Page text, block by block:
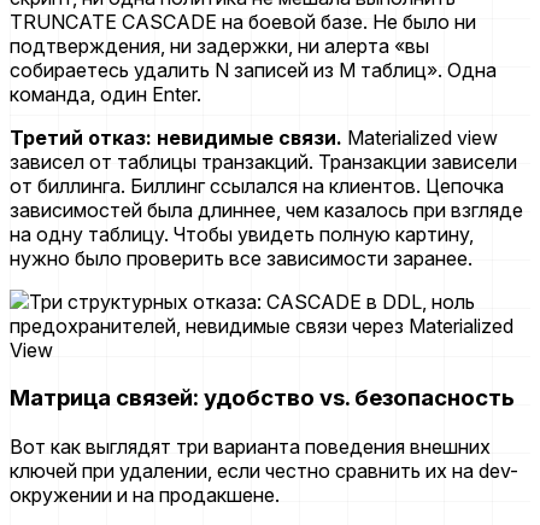
TRUNCATE CASCADE на боевой базе. Не было ни
подтверждения, ни задержки, ни алерта «вы
собираетесь удалить N записей из M таблиц». Одна
команда, один Enter.
Третий отказ: невидимые связи. Materialized view
зависел от таблицы транзакций. Транзакции зависели
от биллинга. Биллинг ссылался на клиентов. Цепочка
зависимостей была длиннее, чем казалось при взгляде
на одну таблицу. Чтобы увидеть полную картину,
нужно было проверить все зависимости заранее.
Матрица связей: удобство vs. безопасность
Вот как выглядят три варианта поведения внешних
ключей при удалении, если честно сравнить их на dev-
окружении и на продакшене.